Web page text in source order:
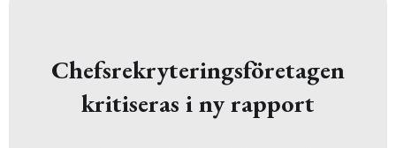
Chefsrekryteringsföretagen
kritiseras i ny rapport